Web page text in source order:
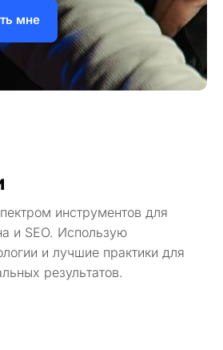
мне
инструментов для
и SEO. Использую
и лучшие практики для
результатов.